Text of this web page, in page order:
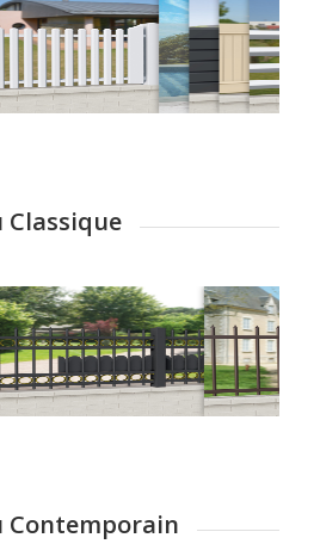
Classique
Contemporain